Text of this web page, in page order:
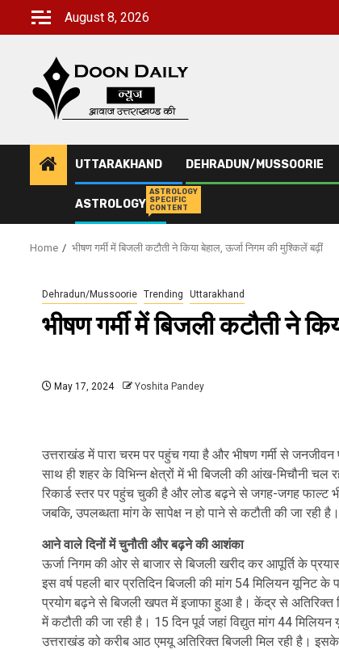
August 8, 2026
UTTARAKHAND DEHRADUN/MUSSOORIE
ASTROLOGY
ASTROLOGY
SPECIFIC
CONTENT
Home भीषण गर्मी में बिजली कटौती ने किया बेहाल, ऊर्जा निगम की मुश्किलें बढ़ीं
Dehradun/Mussoorie Trending Uttarakhand
भीषण गर्मी में बिजली कटौती ने
May 17, 2024 Yoshita Pandey
उत्तराखंड में पारा चरम पर पहुंच गया है और भीषण गर्मी से
साथ ही शहर के विभिन्न क्षेत्रों में भी बिजली की आंख-मिचौनी चल
रिकार्ड स्तर पर पहुंच चुकी है और लोड बढ़ने से जगह-जगह फाल्ट
जबकि, उपलब्धता मांग के सापेक्ष न हो पाने से कटौती की जा रही है।
आने वाले दिनों में चुनौती और बढ़ने की आशंका
ऊर्जा निगम की ओर से बाजार से बिजली खरीद कर आपूर्ति के
इस वर्ष पहली बार प्रतिदिन बिजली की मांग 54 मिलियन
प्रयोग बढ़ने से बिजली खपत में इजाफा हुआ है। केंद्र से अतिरिक्त
में कटौती की जा रही है। 15 दिन पूर्व जहां विद्युत मांग 44
उत्तराखंड को करीब आठ एमयू अतिरिक्त बिजली मिल रही है। इसके